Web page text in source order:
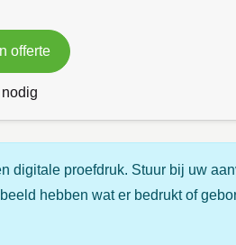
offerte
digitale proefdruk. Stuur bij uw
hebben wat er bedrukt of